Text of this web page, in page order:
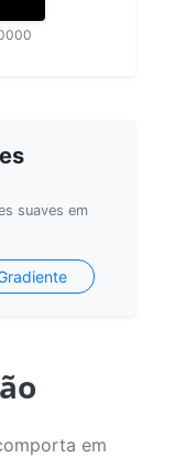
suaves em
em